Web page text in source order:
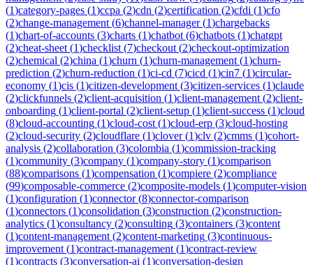
(1)category-pages (1)ccpa (2)cdn (2)certification (2)cfdi (1)cfo
(2)change-management (6)channel-manager(1)chargebacks
(1)chart-of-accounts (3)charts (1)chatbot (6)chatbots (1)chatgpt
(2)cheat-sheet (1)checklist (7)checkout (2)checkout-optimization
(2)chemical (2)china (1)churn (1)churn-management (1)churn-
prediction (2)churn-reduction (1)ci-cd (7)cicd (1)cin7 (1)circular-
economy (1)cis (1)citizen-development (3)citizen-services (1)claude
(2)clickfunnels (2)client-acquisition (1)client-management (2)client-
onboarding (1)client-portal (2)client-setup (1)client-success (1)cloud
(8)cloud-accounting (1)cloud-cost (1)cloud-erp (3)cloud-hosting
(2)cloud-security (2)cloudflare (1)clover(1)clv (2)cmms (1)cohort-
analysis (2)collaboration (3)colombia (1)commission-tracking
(1)community (3)company (1)company-story (1)comparison
(88)comparisons (1)compensation (1)compiere (2)compliance
(99)composable-commerce (2)composite-models (1)computer-vision
(1)configuration (1)connector(8)connector-comparison
(1)connectors (1)consolidation (3)construction (2)construction-
analytics (1)consultancy (2)consulting (3)containers (3)content
(1)content-management (2)content-marketing (3)continuous-
improvement (1)contract-management (1)contract-review
(1)contracts (3)conversation-ai (1)conversation-design